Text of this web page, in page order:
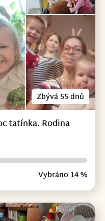
Zbývá 55 dnů
tatínka. Rodina
Vybráno 14 %